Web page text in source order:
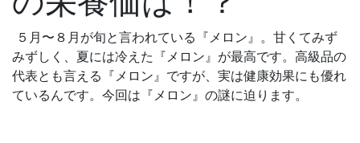
５月〜８月が旬と言われている『メロン』。甘くてみず
みずしく、夏には冷えた『メロン』が最高です。高級品の
代表とも言える『メロン』ですが、実は健康効果にも優れ
ているんです。今回は『メロン』の謎に迫ります。